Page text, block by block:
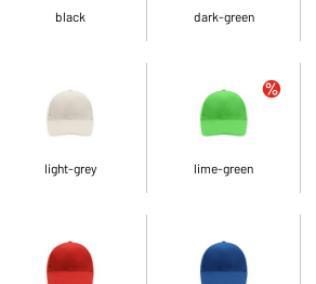
black dark-green
light-grey lime-green